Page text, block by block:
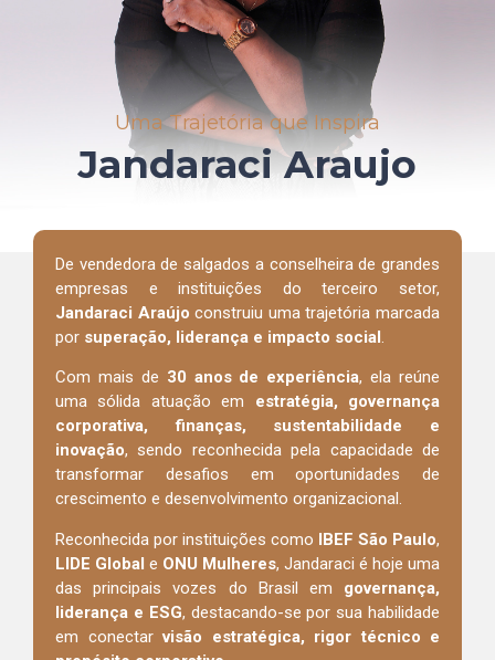
Uma Trajetória que Inspira
Jandaraci Araujo
De vendedora de salgados a conselheira de grandes
empresas e instituições do terceiro setor,
Jandaraci Araújo construiu uma trajetória marcada
por superação, liderança e impacto social.
Com mais de 30 anos de experiência, ela reúne
uma sólida atuação em estratégia, governança
corporativa, finanças, sustentabilidade e
inovação, sendo reconhecida pela capacidade de
transformar desafios em oportunidades de
crescimento e desenvolvimento organizacional.
Reconhecida por instituições como IBEF São Paulo,
LIDE Global e ONU Mulheres, Jandaraci é hoje uma
das principais vozes do Brasil em governança,
liderança e ESG, destacando-se por sua habilidade
em conectarvisão estratégica, rigor técnico e